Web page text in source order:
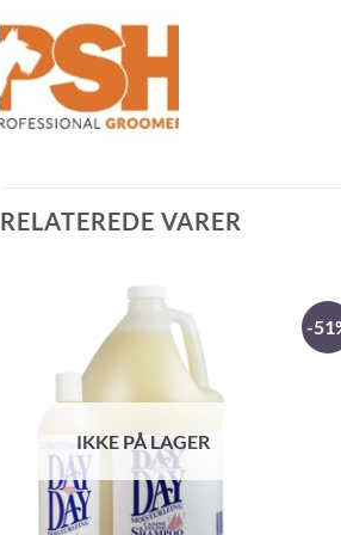
RELATEREDE VARER
IKKE PÅ LAGER
-